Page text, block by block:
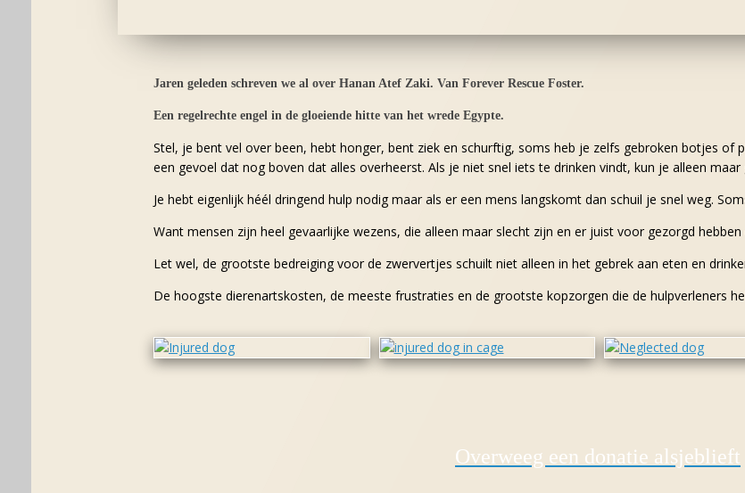
Jaren geleden schreven we al over Hanan Atef Zaki. Van Forever Rescue Foster.
Een regelrechte engel in de gloeiende hitte van het wrede Egypte.
Stel, je bent vel over been, hebt honger, bent ziek en schurftig, soms heb je zelfs gebroken botjes of
een gevoel dat nog boven dat alles overheerst. Als je niet snel iets te drinken vindt, kun je alleen
Je hebt eigenlijk héél dringend hulp nodig maar als er een mens langskomt dan schuil je snel weg.
Want mensen zijn heel gevaarlijke wezens, die alleen maar slecht zijn en er juist voor gezorgd
Let wel, de grootste bedreiging voor de zwervertjes schuilt niet alleen in het gebrek aan eten en
De hoogste dierenartskosten, de meeste frustraties en de grootste kopzorgen die de hulpverleners
Overweeg een donatie alsjeblieft